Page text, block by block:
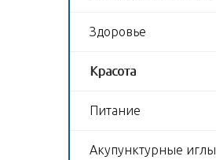
Здоровье
Красота
Питание
Акупунктурные иглы